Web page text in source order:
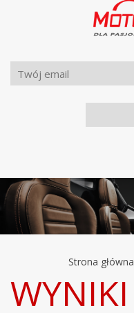
Strona główna
WYNIKI